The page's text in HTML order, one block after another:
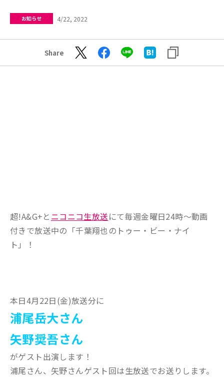
お知らせ 4/22, 2022
Share
超!A&G+と ニコニコ生放送にて毎週金曜日24時～動画
付きで放送中の「千葉翔也のトゥー・ビー・ナイ
ト」！
本日4月22日(金)放送分に
浦尾岳大さん
矢野奨吾さん
がゲスト出演します！
浦尾さん、矢野さんゲスト回は生放送でお送りします。